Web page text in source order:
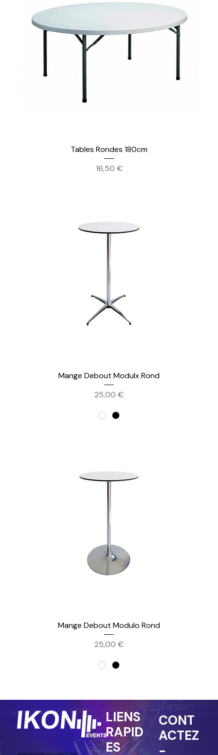
Tables Rondes 180cm
Prix
16,50 €
Mange Debout Modulx Rond
Prix
25,00 €
Mange Debout Modulo Rond
Prix
25,00 €
Solutions audiovisuelles, stand modulable et mobilier
LIENS
RAPID
ES
CONT
ACTEZ
-